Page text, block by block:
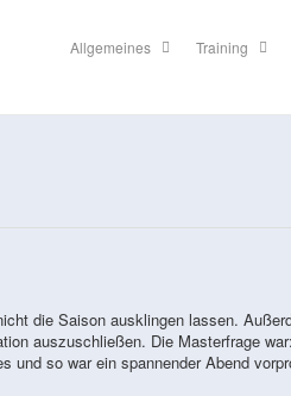
Allgemeines Training
die Saison ausklingen lassen.
auszuschließen. Die Masterfrage
und so war ein spannender Abend